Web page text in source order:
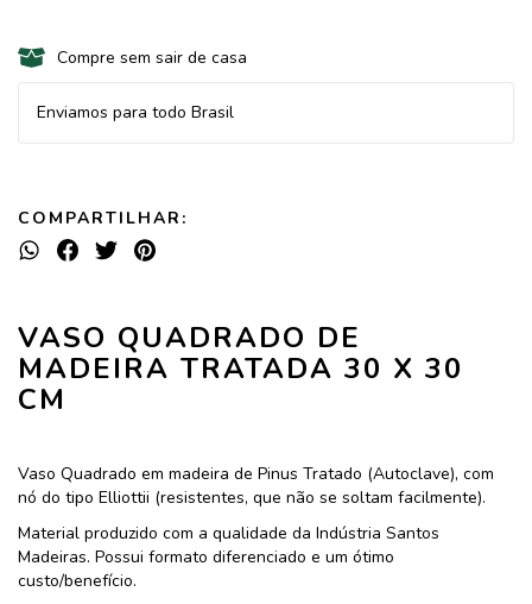
Compre sem sair de casa
Enviamos para todo Brasil
COMPARTILHAR:
VASO QUADRADO DE
MADEIRA TRATADA 30 X 30
CM
Vaso Quadrado em madeira de Pinus Tratado (Autoclave), com
nó do tipo Elliottii (resistentes, que não se soltam facilmente).
Material produzido com a qualidade da Indústria Santos
Madeiras. Possui formato diferenciado e um ótimo
custo/benefício.